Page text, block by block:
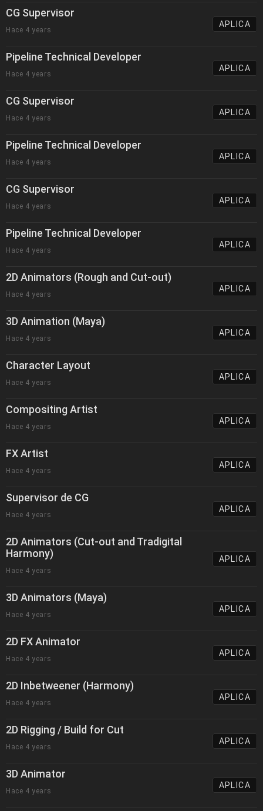
CG Supervisor
Hace 4 years
APLICA
Pipeline Technical Developer
Hace 4 years
APLICA
CG Supervisor
Hace 4 years
APLICA
Pipeline Technical Developer
Hace 4 years
APLICA
CG Supervisor
Hace 4 years
APLICA
Pipeline Technical Developer
Hace 4 years
APLICA
2D Animators (Rough and Cut-out)
Hace 4 years
APLICA
3D Animation (Maya)
Hace 4 years
APLICA
Character Layout
Hace 4 years
APLICA
Compositing Artist
Hace 4 years
APLICA
FX Artist
Hace 4 years
APLICA
Supervisor de CG
Hace 4 years
APLICA
2D Animators (Cut-out and Tradigital
Harmony)
Hace 4 years
APLICA
3D Animators (Maya)
Hace 4 years
APLICA
2D FX Animator
Hace 4 years
APLICA
2D Inbetweener (Harmony)
Hace 4 years
APLICA
2D Rigging / Build for Cut
Hace 4 years
APLICA
3D Animator
Hace 4 years
APLICA